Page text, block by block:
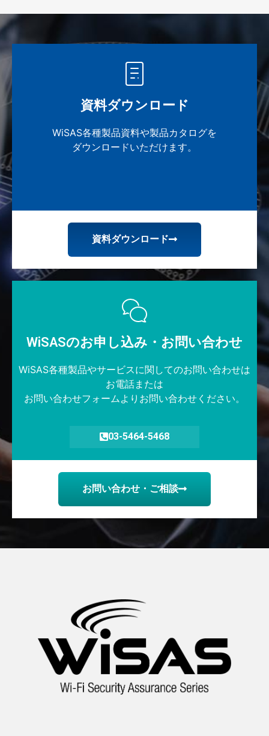
資料ダウンロード
WiSAS各種製品資料や製品カタログを
ダウンロードいただけます。
資料ダウンロード
WiSASのお申し込み・お問い合わせ​
WiSAS各種製品やサービスに関してのお問い合わせは
お電話または
お問い合わせフォームよりお問い合わせください。
03-5464-5468
お問い合わせ・ご相談